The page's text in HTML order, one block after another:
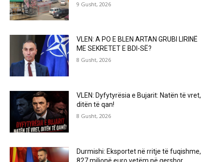
9 Gusht, 2026
VLEN: A PO E BLEN ARTAN GRUBI LIRINË
ME SEKRETET E BDI-SË?
8 Gusht, 2026
VLEN: Dyfytyrësia e Bujarit: Natën të vret,
ditën të qan!
8 Gusht, 2026
Durmishi: Eksportet në rritje të fuqishme,
827 milionë euro vetëm në qershor